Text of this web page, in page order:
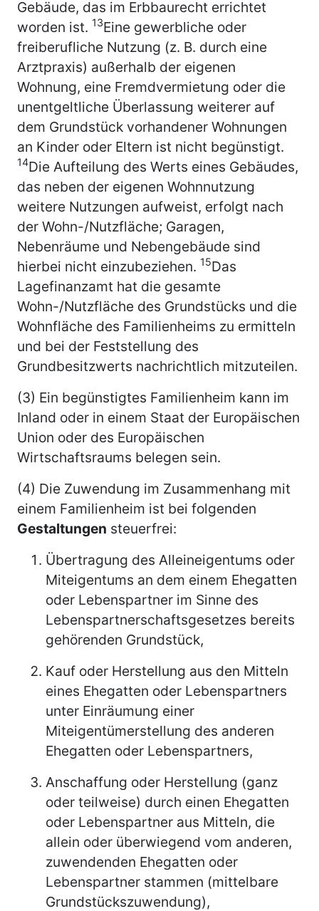
Gebäude, das im Erbbaurecht errichtet
worden ist. 13Eine gewerbliche oder
freiberufliche Nutzung (z. B. durch eine
Arztpraxis) außerhalb der eigenen
Wohnung, eine Fremdvermietung oder die
unentgeltliche Überlassung weiterer auf
dem Grundstück vorhandener Wohnungen
an Kinder oder Eltern ist nicht begünstigt.
14Die Aufteilung des Werts eines Gebäudes,
das neben der eigenen Wohnnutzung
weitere Nutzungen aufweist, erfolgt nach
der Wohn-/Nutzfläche; Garagen,
Nebenräume und Nebengebäude sind
hierbei nicht einzubeziehen. 15Das
Lagefinanzamt hat die gesamte
Wohn-/Nutzfläche des Grundstücks und die
Wohnfläche des Familienheims zu ermitteln
und bei der Feststellung des
Grundbesitzwerts nachrichtlich mitzuteilen.
(3) Ein begünstigtes Familienheim kann im
Inland oder in einem Staat der Europäischen
Union oder des Europäischen
Wirtschaftsraums belegen sein.
(4) Die Zuwendung im Zusammenhang mit
einem Familienheim ist bei folgenden
Gestaltungen steuerfrei:
Übertragung des Alleineigentums oder
Miteigentums an dem einem Ehegatten
oder Lebenspartner im Sinne des
Lebenspartnerschaftsgesetzes bereits
gehörenden Grundstück,
Kauf oder Herstellung aus den Mitteln
eines Ehegatten oder Lebenspartners
unter Einräumung einer
Miteigentümerstellung des anderen
Ehegatten oder Lebenspartners,
Anschaffung oder Herstellung (ganz
oder teilweise) durch einen Ehegatten
oder Lebenspartner aus Mitteln, die
allein oder überwiegend vom anderen,
zuwendenden Ehegatten oder
Lebenspartner stammen (mittelbare
Grundstückszuwendung),